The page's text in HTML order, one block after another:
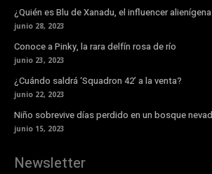
¿Quién es Blu de Xanadu, el influencer
junio 28, 2023
Conoce a Pinky, la rara delfín rosa de río
junio 23, 2023
¿Cuándo saldrá ‘Squadron 42’ a la venta?
junio 22, 2023
Niño sobrevive días perdido en un bosque
junio 15, 2023
Newsletter